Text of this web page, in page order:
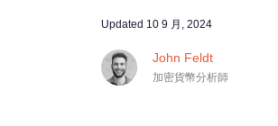
Updated 10 9 月, 2024
John Feldt
加密貨幣分析師